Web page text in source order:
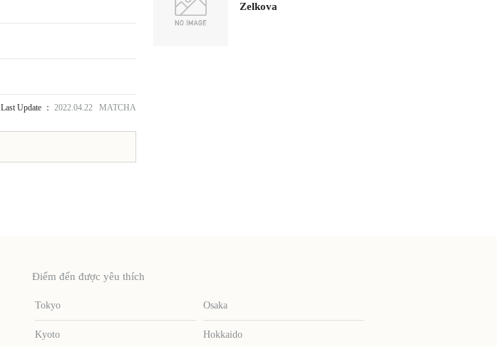
Last Update ： 2022.04.22 MATCHA
Zelkova
Điểm đến được yêu thích
Tokyo Osaka
Kyoto Hokkaido